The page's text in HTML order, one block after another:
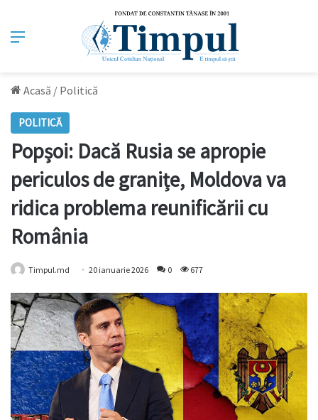
Meniu
Acasă / Politică
POLITICĂ
Popșoi: Dacă Rusia se apropie
periculos de granițe, Moldova va
ridica problema reunificării cu
România
Timpul.md 20 ianuarie 2026 0 677